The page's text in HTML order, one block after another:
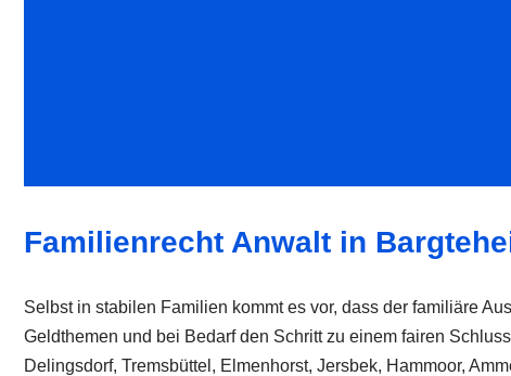
Familienrecht Anwalt in
Selbst in stabilen Familien kommt es vor, dass der familiäre
Geldthemen und bei Bedarf den Schritt zu einem fairen
Delingsdorf, Tremsbüttel, Elmenhorst, Jersbek, Hammoor,